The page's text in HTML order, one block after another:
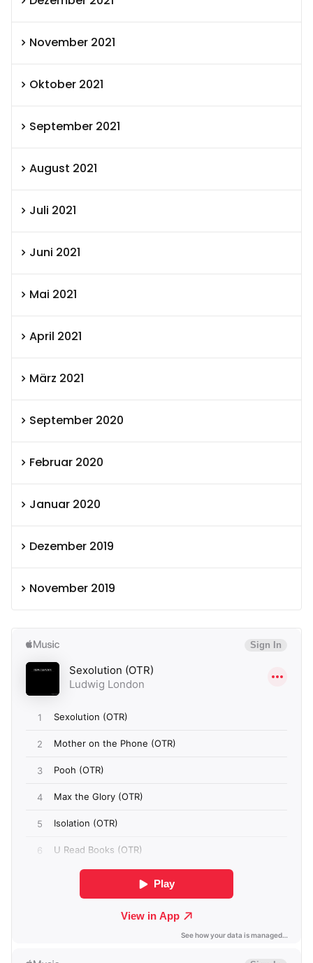
November 2021
Oktober 2021
September 2021
August 2021
Juli 2021
Juni 2021
Mai 2021
April 2021
März 2021
September 2020
Februar 2020
Januar 2020
Dezember 2019
November 2019